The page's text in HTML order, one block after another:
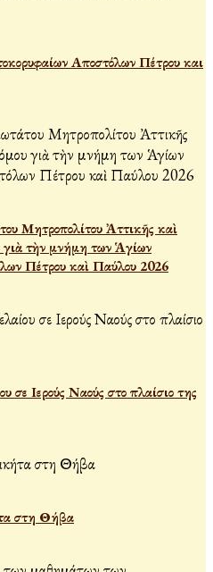
Αποστόλων Πέτρου και
Μητροπολίτου Ἀττικῆς καὶ
γιὰ τὴν μνήμη των Ἁγίων
Πέτρου καὶ Παύλου 2026
σε Ιερούς Ναούς στο πλαίσιο της
στη Θήβα